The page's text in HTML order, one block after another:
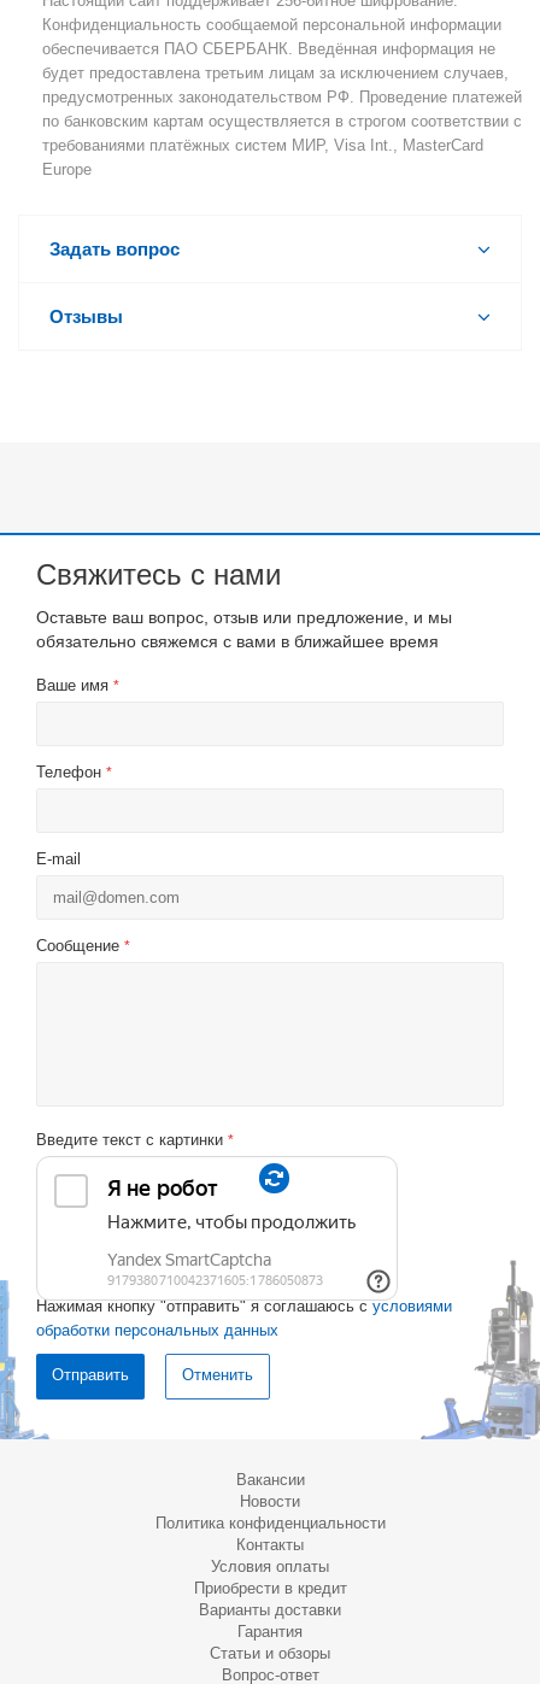
Конфиденциальность сообщаемой персональной информации
обеспечивается ПАО СБЕРБАНК. Введённая информация не
будет предоставлена третьим лицам за исключением случаев,
предусмотренных законодательством РФ. Проведение платежей
по банковским картам осуществляется в строгом соответствии с
требованиями платёжных систем МИР, Visa Int., MasterCard
Europe
Задать вопрос
Отзывы
Свяжитесь с нами
Оставьте ваш вопрос, отзыв или предложение, и мы
обязательно свяжемся с вами в ближайшее время
Ваше имя *
Телефон *
E-mail
Сообщение *
Введите текст с картинки *
Нажимая кнопку "отправить" я соглашаюсь с условиями
обработки персональных данных
Отменить
Вакансии
Новости
Политика конфиденциальности
Контакты
Условия оплаты
Приобрести в кредит
Варианты доставки
Гарантия
Статьи и обзоры
Вопрос-ответ